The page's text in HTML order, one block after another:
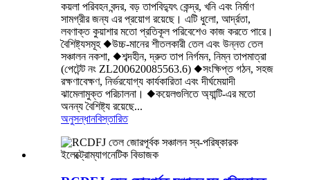
কয়লা পরিবহন বন্দর, বড় তাপবিদ্যুৎ কেন্দ্র, খনি এবং নির্মাণ
সামগ্রীর জন্য এর প্রয়োগ রয়েছে। এটি ধুলো, আর্দ্রতা,
লবণাক্ত কুয়াশার মতো প্রতিকূল পরিবেশেও কাজ করতে পারে।
বৈশিষ্ট্যসমূহ ◆উচ্চ-মানের শীতলকারী তেল এবং উন্নত তেল
সঞ্চালন নকশা, ◆শব্দহীন, দ্রুত তাপ নির্গমন, নিম্ন তাপমাত্রা
(পেটেন্ট নং ZL200620085563.6) ◆সংক্ষিপ্ত গঠন, সহজ
রক্ষণাবেক্ষণ, নির্ভরযোগ্য কার্যকারিতা এবং দীর্ঘমেয়াদী
ঝামেলামুক্ত পরিচালনা। ◆কয়েলগুলিতে অ্যান্টি-এর মতো
অনন্য বৈশিষ্ট্য রয়েছে...
অনুসন্ধানবিস্তারিত